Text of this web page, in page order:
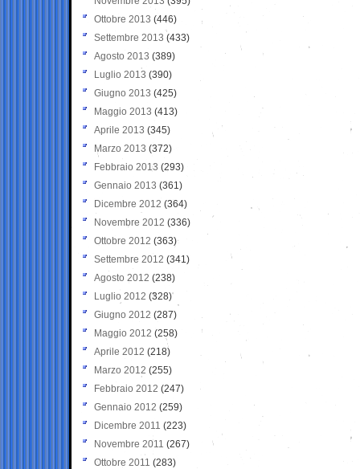
Ottobre 2013 (446)
Settembre 2013 (433)
Agosto 2013 (389)
Luglio 2013 (390)
Giugno 2013 (425)
Maggio 2013 (413)
Aprile 2013 (345)
Marzo 2013 (372)
Febbraio 2013 (293)
Gennaio 2013 (361)
Dicembre 2012 (364)
Novembre 2012 (336)
Ottobre 2012 (363)
Settembre 2012 (341)
Agosto 2012 (238)
Luglio 2012 (328)
Giugno 2012 (287)
Maggio 2012 (258)
Aprile 2012 (218)
Marzo 2012 (255)
Febbraio 2012 (247)
Gennaio 2012 (259)
Dicembre 2011 (223)
Novembre 2011 (267)
Ottobre 2011 (283)